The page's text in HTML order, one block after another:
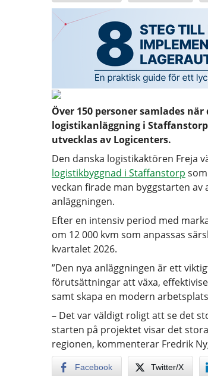
Över 150 personer samlades
logistikanläggning i
utvecklas av Logicenters.
Den danska logistikaktören Freja
logistikbyggnad i Staffanstorp
veckan firade man byggstarten
anläggningen.
Efter en intensiv period med
om 12 000 kvm som anpassas
kvartalet 2026.
”Den nya anläggningen är ett
förutsättningar att växa,
samt skapa en modern
– Det var väldigt roligt att se det
starten på projektet visar det
regionen, kommenterar Fredrik
Facebook Twitter/X